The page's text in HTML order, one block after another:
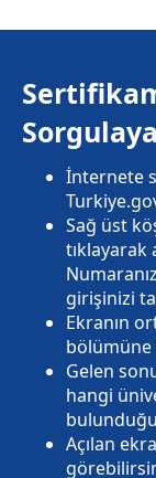
İnternete
Sağ üst
tıklayarak
girişinizi
Ekranın
bölümüne
Gelen
hangi
bulunduğu
Açılan